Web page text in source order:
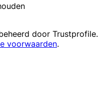
door Trustprofile.
voorwaarden.